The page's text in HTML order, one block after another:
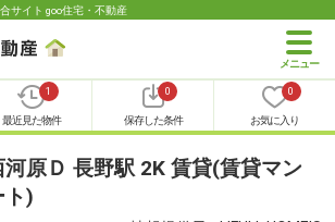
サイト goo住宅・不動産
1
最近見た物件
0
保存した条件
0
お気に入り
原Ｄ 長野駅 2K 賃貸(賃貸マン
ト)